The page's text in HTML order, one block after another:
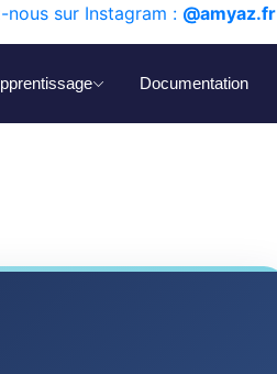
sur Instagram : @amyaz.fr
Documentation